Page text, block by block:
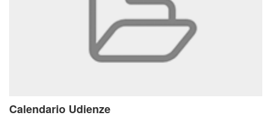
Calendario Udienze